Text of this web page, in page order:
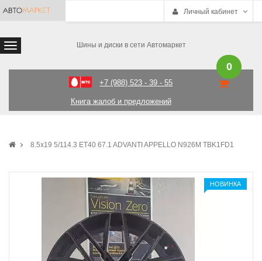
Личный кабинет
Шины и диски в сети Автомаркет
+7 (988) 523 - 39 - 55
Книга жалоб и предложений
0
8.5x19 5/114.3 ET40 67.1 ADVANTI APPELLO N926M TBK1FD1
НОВИНКА